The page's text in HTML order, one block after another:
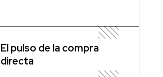
El pulso de la compra
directa